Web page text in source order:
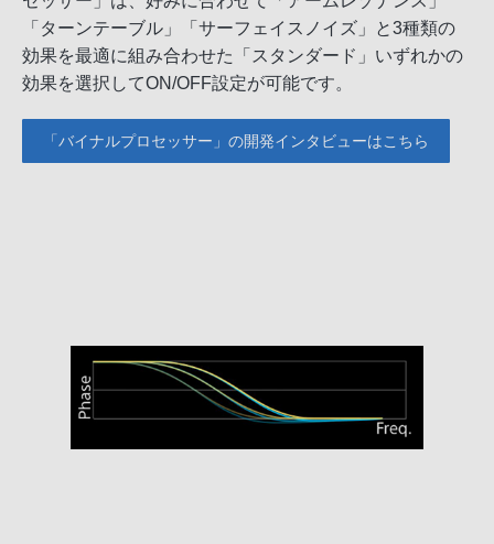
「ターンテーブル」「サーフェイスノイズ」と3種類の
効果を最適に組み合わせた「スタンダード」いずれかの
効果を選択してON/OFF設定が可能です。
「バイナルプロセッサー」の開発インタビューはこちら